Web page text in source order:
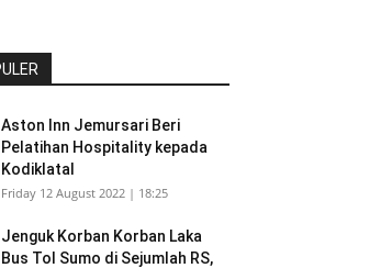
Aston Inn Jemursari Beri
Pelatihan Hospitality kepada
Kodiklatal
Friday 12 August 2022 | 18:25
Jenguk Korban Korban Laka
Bus Tol Sumo di Sejumlah RS,